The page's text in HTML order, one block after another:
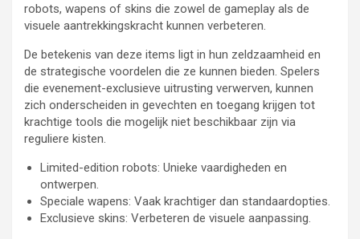
robots, wapens of skins die zowel de gameplay als de
visuele aantrekkingskracht kunnen verbeteren.
De betekenis van deze items ligt in hun zeldzaamheid en
de strategische voordelen die ze kunnen bieden. Spelers
die evenement-exclusieve uitrusting verwerven, kunnen
zich onderscheiden in gevechten en toegang krijgen tot
krachtige tools die mogelijk niet beschikbaar zijn via
reguliere kisten.
Limited-edition robots: Unieke vaardigheden en
ontwerpen.
Speciale wapens: Vaak krachtiger dan standaardopties.
Exclusieve skins: Verbeteren de visuele aanpassing.